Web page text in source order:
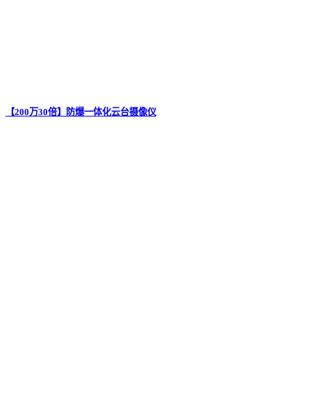
【200万30倍】防爆一体化云台摄像仪